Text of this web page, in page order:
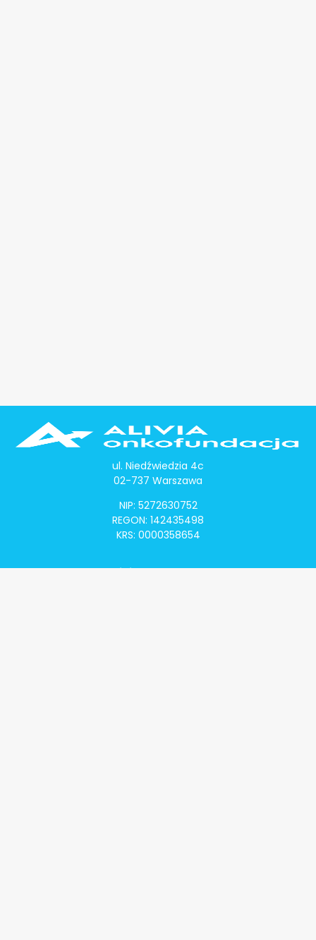
ul. Niedźwiedzia 4c
02-737 Warszawa
NIP: 5272630752
REGON: 142435498
KRS: 0000358654
Alivia Onkomapa